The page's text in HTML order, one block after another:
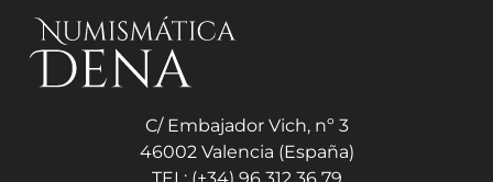
C/ Embajador Vich, nº 3
46002 Valencia (España)